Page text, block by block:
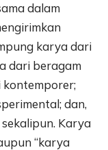
dalam
karya dari
dari beragam
kontemporer;
dan,
Karya
“karya